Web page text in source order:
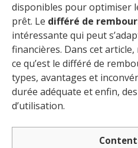
disponibles pour optimiser
prêt. Le différé de
intéressante qui peut
financières. Dans cet
ce qu’est le différé de
types, avantages et
durée adéquate et enfin,
d’utilisation.